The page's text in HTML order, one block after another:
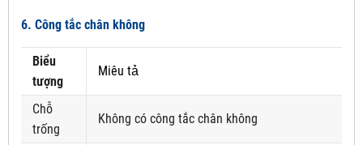
6. Công tắc chân không
Biểu
tượng
Miêu tả
Chỗ
trống
Không có công tắc chân không